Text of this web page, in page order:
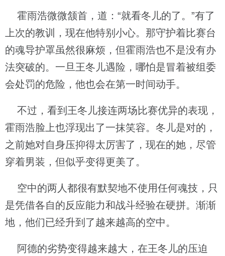
霍雨浩微微颔首，道：“就看冬儿的了。”有了
上次的教训，现在他特别小心。那守护着比赛台
的魂导护罩虽然很麻烦，但霍雨浩也不是没有办
法突破的。一旦王冬儿遇险，哪怕是冒着被组委
会处罚的危险，他也会在第一时间动手。
不过，看到王冬儿接连两场比赛优异的表现，
霍雨浩脸上也浮现出了一抹笑容。冬儿是对的，
之前她对自身压抑得太厉害了，现在的她，尽管
穿着男装，但似乎变得更美了。
空中的两人都很有默契地不使用任何魂技，只
是凭借各自的反应能力和战斗经验在硬拼。渐渐
地，他们已经升到了越来越高的空中。
阿德的劣势变得越来越大，在王冬儿的压迫